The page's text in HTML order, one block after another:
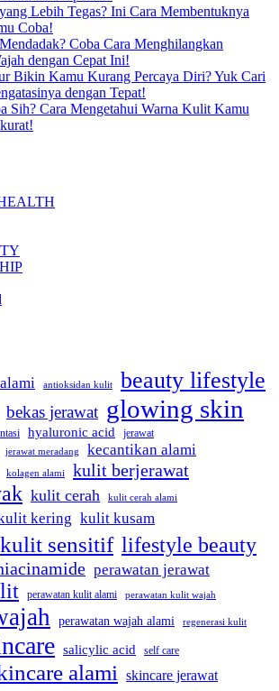
Lebih Tegas? Ini Cara Membentuknya
Coba!
Coba Cara Menghilangkan
dengan Cepat Ini!
Bikin Kamu Kurang Percaya Diri? Yuk Cari
dengan Tepat!
Sih? Cara Mengetahui Warna Kulit Kamu
antioksidan kulit beauty lifestyle
bekas jerawat glowing skin
hyaluronic acid jerawat
jerawat meradang kecantikan alami
kolagen alami kulit berjerawat
kulit cerah kulit cerah alami
kering kulit kusam
kulit sensitif lifestyle beauty
perawatan jerawat
perawatan kulit alami perawatan kulit wajah
perawatan wajah alami regenerasi kulit
salicylic acid self care
alami skincare jerawat